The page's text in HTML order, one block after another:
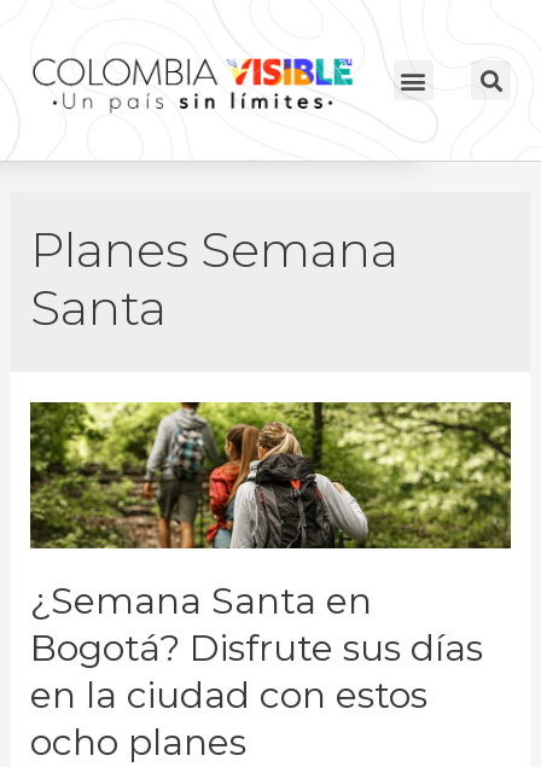
Planes Semana
Santa
¿Semana Santa en
Bogotá? Disfrute sus días
en la ciudad con estos
ocho planes